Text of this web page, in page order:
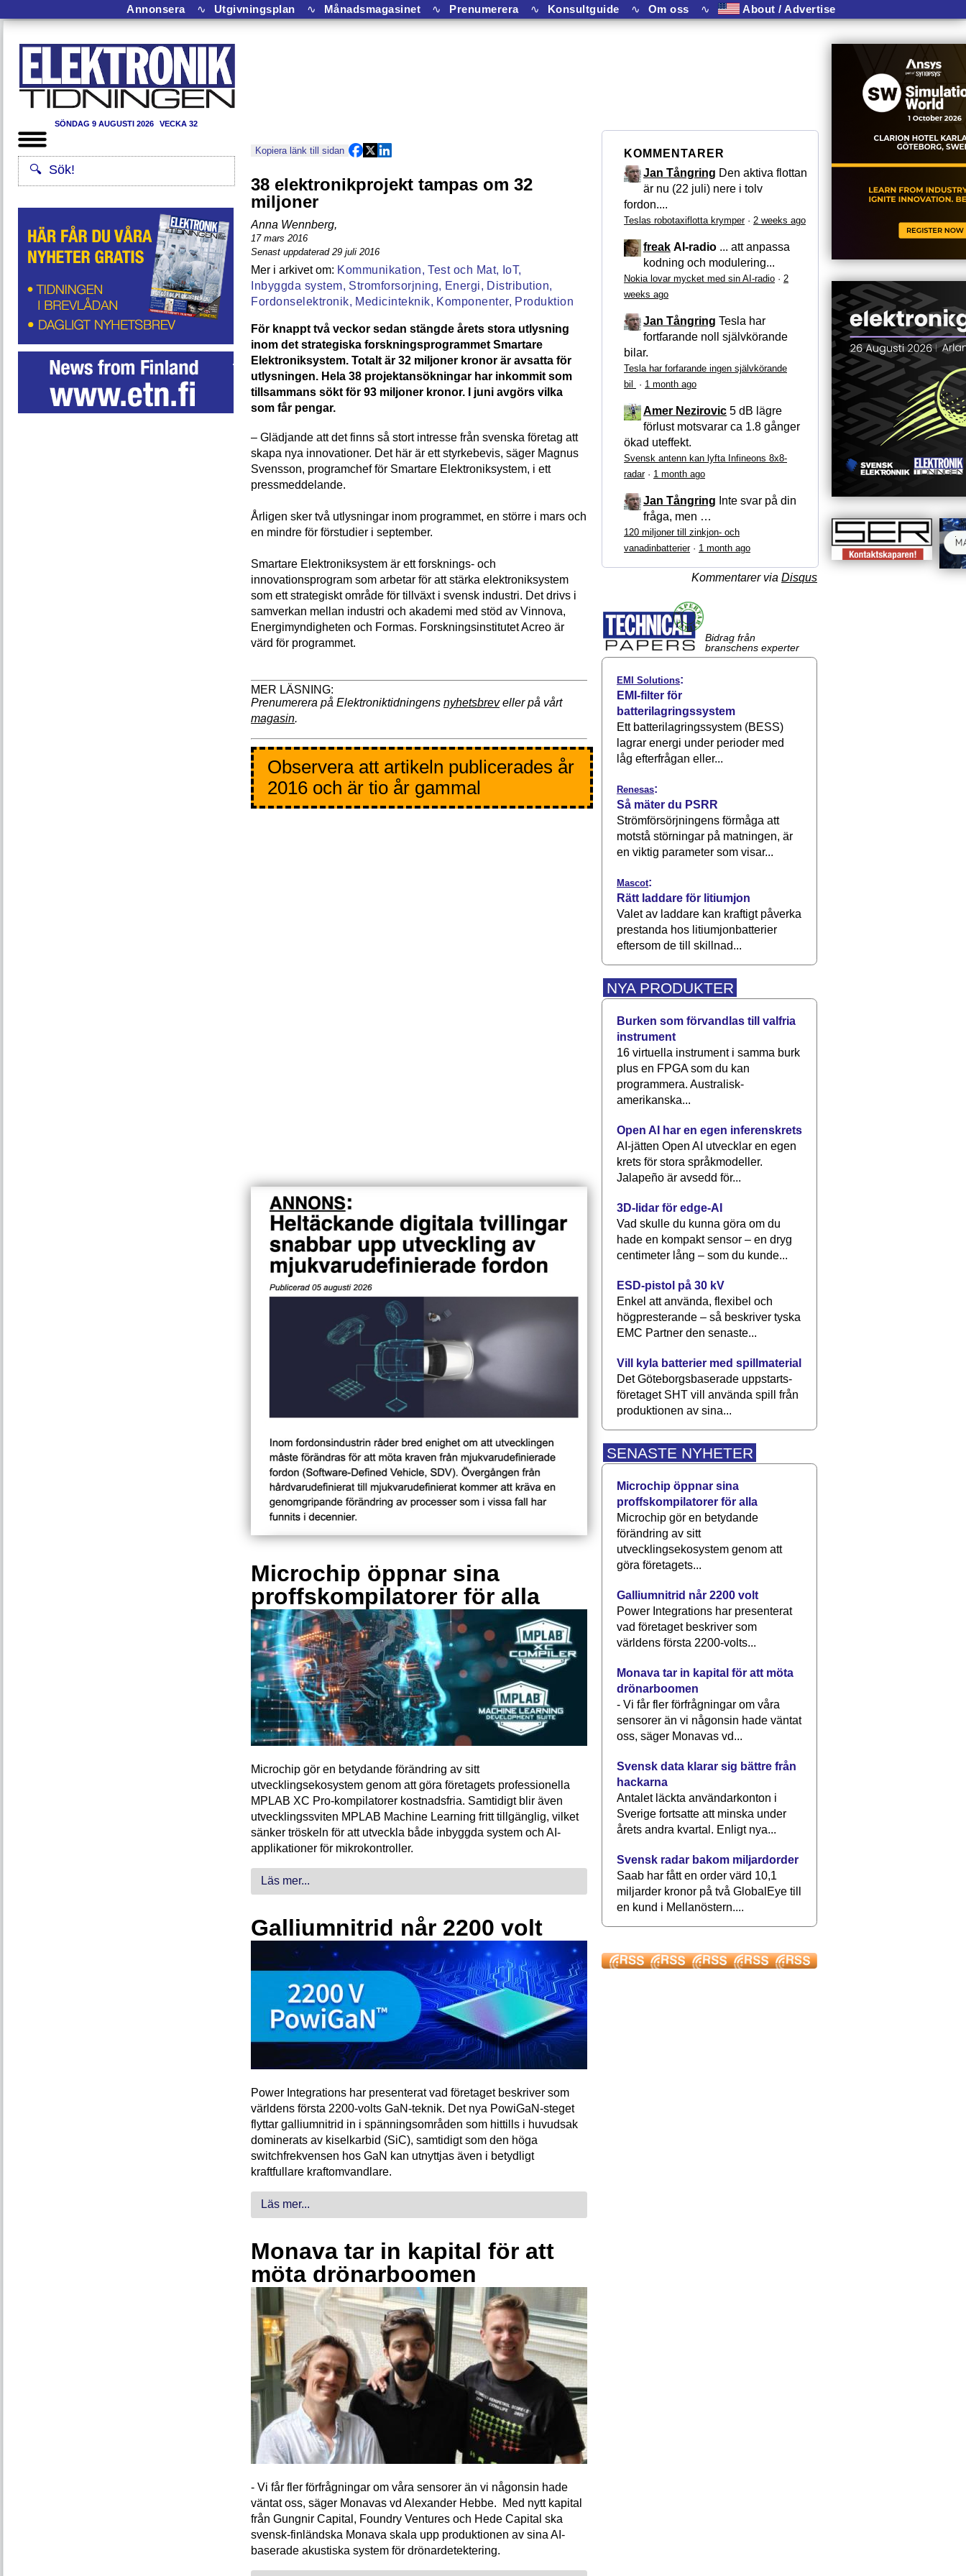
Annonsera ∿ Utgivningsplan ∿ Månadsmagasinet ∿ Prenumerera ∿ Konsultguide ∿ Om oss ∿ About / Advertise
SÖNDAG 9 AUGUSTI 2026 VECKA 32
Kopiera länk till sidan
38 elektronikprojekt tampas om 32
miljoner
Anna Wennberg,
17 mars 2016
Senast uppdaterad 29 juli 2016
Kommunikation, Test och Mat, IoT,
Inbyggda system, Stromforsorjning, Energi, Distribution,
Fordonselektronik, Medicinteknik, Komponenter, Produktion
För knappt två veckor sedan stängde årets stora utlysning
inom det strategiska forskningsprogrammet Smartare
Elektroniksystem. Totalt är 32 miljoner kronor är avsatta för
utlysningen. Hela 38 projektansökningar har inkommit som
tillsammans sökt för 93 miljoner kronor. I juni avgörs vilka
som får pengar.
– Glädjande att det finns så stort intresse från svenska företag att
skapa nya innovationer. Det här är ett styrkebevis, säger Magnus
Svensson, programchef för Smartare Elektroniksystem, i ett
pressmeddelande.
Årligen sker två utlysningar inom programmet, en större i mars och
en mindre för förstudier i september.
Smartare Elektroniksystem är ett forsknings- och
innovationsprogram som arbetar för att stärka elektroniksystem
som ett strategiskt område för tillväxt i svensk industri. Det drivs i
samverkan mellan industri och akademi med stöd av Vinnova,
Energimyndigheten och Formas. Forskningsinstitutet Acreo är
värd för programmet.
Prenumerera på Elektroniktidningens nyhetsbreveller på vårt
magasin.
Observera att artikeln publicerades år
2016 och är tio år gammal
Microchip öppnar sina
proffskompilatorer för alla
Microchip gör en betydande förändring av sitt
utvecklingsekosystem genom att göra företagets professionella
MPLAB XC Pro-kompilatorer kostnadsfria. Samtidigt blir även
utvecklingssviten MPLAB Machine Learning fritt tillgänglig, vilket
sänker tröskeln för att utveckla både inbyggda system och AI-
applikationer för mikrokontroller.
Läs mer...
Galliumnitrid når 2200 volt
Power Integrations har presenterat vad företaget beskriver som
världens första 2200-volts GaN-teknik. Det nya PowiGaN-steget
flyttar galliumnitrid in i spänningsområden som hittills i huvudsak
dominerats av kiselkarbid (SiC), samtidigt som den höga
switchfrekvensen hos GaN kan utnyttjas även i betydligt
kraftfullare kraftomvandlare.
Läs mer...
Monava tar in kapital för att
möta drönarboomen
- Vi får fler förfrågningar om våra sensorer än vi någonsin hade
väntat oss, säger Monavas vd Alexander Hebbe. Med nytt kapital
från Gungnir Capital, Foundry Ventures och Hede Capital ska
svensk-finländska Monava skala upp produktionen av sina AI-
baserade akustiska system för drönardetektering.
KOMMENTARER
Jan Tångring Den aktiva flottan
är nu (22 juli) nere i tolv
fordon....
Teslas robotaxiflotta krymper· 2 weeks ago
freak AI-radio ... att anpassa
kodning och modulering...
Nokia lovar mycket med sin AI-radio · 2
weeks ago
Jan Tångring Tesla har
fortfarande noll självkörande
bilar.
Tesla har forfarande ingen självkörande
bil
· 1 month ago
Amer Nezirovic 5 dB lägre
förlust motsvarar ca 1.8 gånger
ökad uteffekt.
Svensk antenn kan lyfta Infineons 8x8-
radar· 1 month ago
Jan Tångring Inte svar på din
fråga, men …
120 miljoner till zinkjon- och
vanadinbatterier· 1 month ago
Kommentarer via Disqus
Bidrag från
branschens experter
EMI Solutions:
EMI-filter för
batterilagringssystem
Ett batterilagringssystem (BESS)
lagrar energi under perioder med
låg efterfrågan eller...
Renesas:
Så mäter du PSRR
Strömförsörjningens förmåga att
motstå störningar på matningen, är
en viktig parameter som visar...
Mascot:
Rätt laddare för litiumjon
Valet av laddare kan kraftigt påverka
prestanda hos litiumjonbatterier
eftersom de till skillnad...
NYA PRODUKTER
Burken som förvandlas till valfria
instrument
16 virtuella instrument i samma burk
plus en FPGA som du kan
programmera. Australisk-
amerikanska...
Open AI har en egen inferenskrets
AI-jätten Open AI utvecklar en egen
krets för stora språkmodeller.
Jalapeño är avsedd för...
3D-lidar för edge-AI
Vad skulle du kunna göra om du
hade en kompakt sensor – en dryg
centimeter lång – som du kunde...
ESD-pistol på 30 kV
Enkel att använda, flexibel och
högpresterande – så beskriver tyska
EMC Partner den senaste...
Vill kyla batterier med spillmaterial
Det Göteborgsbaserade upp­starts­
företaget SHT vill använda spill från
produktionen av sina...
SENASTE NYHETER
Microchip öppnar sina
proffskompilatorer för alla
Microchip gör en betydande
förändring av sitt
utvecklingsekosystem genom att
göra företagets...
Galliumnitrid når 2200 volt
Power Integrations har presenterat
vad företaget beskriver som
världens första 2200-volts...
Monava tar in kapital för att möta
drönarboomen
- Vi får fler förfrågningar om våra
sensorer än vi någonsin hade väntat
oss, säger Monavas vd...
Svensk data klarar sig bättre från
hackarna
Antalet läckta användarkonton i
Sverige fortsatte att minska under
årets andra kvartal. Enligt nya...
Svensk radar bakom miljardorder
Saab har fått en order värd 10,1
miljarder kronor på två GlobalEye till
en kund i Mellanöstern....